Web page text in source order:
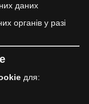
даних
органів у разі
для: